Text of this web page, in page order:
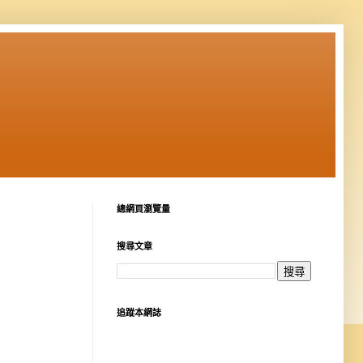
總網頁瀏覽量
搜尋文章
追蹤本網誌